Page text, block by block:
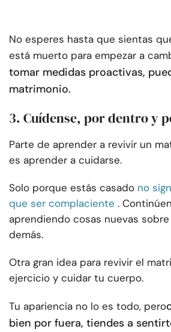
No esperes hasta que sientas
está muerto para empezar a
tomar medidas proactivas,
matrimonio.
3. Cuídense, por dentro y
Parte de aprender a revivir un
es aprender a cuidarse.
Solo porque estás casado no
que ser complaciente .
aprendiendo cosas nuevas
demás.
Otra gran idea para revivir el
ejercicio y cuidar tu cuerpo.
Tu apariencia no lo es todo, pero
bien por fuera, tiendes a